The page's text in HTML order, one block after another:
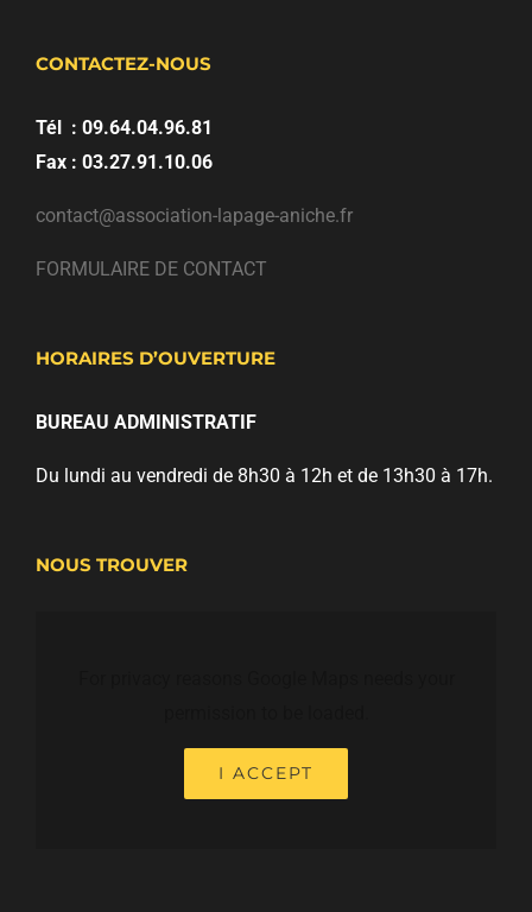
CONTACTEZ-NOUS
Tél : 09.64.04.96.81
Fax : 03.27.91.10.06
contact@association-lapage-aniche.fr
FORMULAIRE DE CONTACT
HORAIRES D’OUVERTURE
BUREAU ADMINISTRATIF
Du lundi au vendredi de 8h30 à 12h et de 13h30 à 17h.
NOUS TROUVER
I ACCEPT